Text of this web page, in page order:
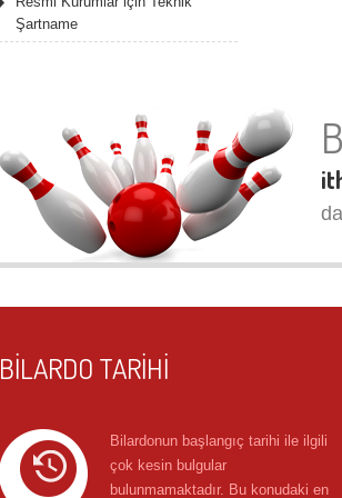
Şartname
BILARDO TARIHI
Bilardonun başlangıç tarihi ile ilgili
çok kesin bulgular
bulunmamaktadır. Bu konudaki en